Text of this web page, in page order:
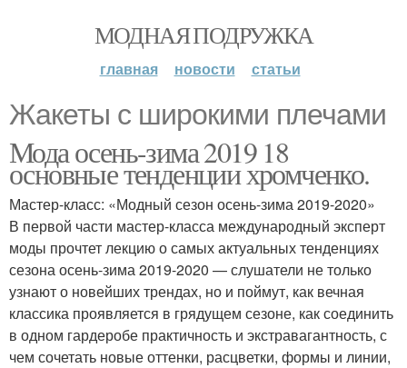
МОДНАЯ ПОДРУЖКА
главная новости статьи
Жакеты с широкими плечами
Мода осень-зима 2019 18
основные тенденции хромченко.
Мастер-класс: «Модный сезон осень-зима 2019-2020»
В первой части мастер-класса международный эксперт
моды прочтет лекцию о самых актуальных тенденциях
сезона осень-зима 2019-2020 — слушатели не только
узнают о новейших трендах, но и поймут, как вечная
классика проявляется в грядущем сезоне, как соединить
в одном гардеробе практичность и экстравагантность, с
чем сочетать новые оттенки, расцветки, формы и линии,